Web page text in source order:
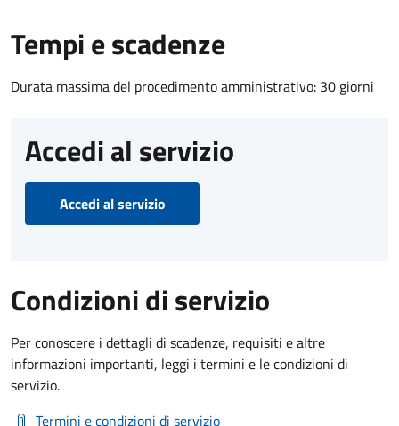
Tempi e scadenze
Durata massima del procedimento amministrativo: 30 giorni
Accedi al servizio
Accedi al servizio
Condizioni di servizio
Per conoscere i dettagli di scadenze, requisiti e altre
informazioni importanti, leggi i termini e le condizioni di
servizio.
Termini e condizioni di servizio